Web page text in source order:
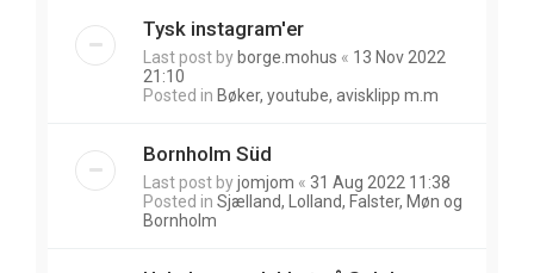
Tysk instagram'er
Last post by borge.mohus « 13 Nov 2022
21:10
Posted in Bøker, youtube, avisklipp m.m
Bornholm Süd
Last post byjomjom « 31 Aug 2022 11:38
Posted in Sjælland, Lolland, Falster, Møn og
Bornholm